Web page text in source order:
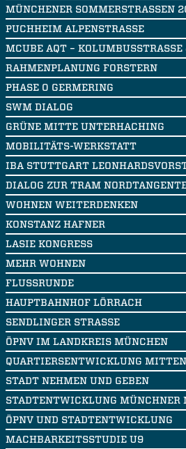
MÜNCHENER SOMMERSTRASSEN
PUCHHEIM ALPENSTRASSE
MCUBE AQT – KOLUMBUSSTRASSE
RAHMENPLANUNG FORSTERN
PHASE 0 GERMERING
SWM DIALOG
GRÜNE MITTE UNTERHACHING
MOBILITÄTS-WERKSTATT
IBA STUTTGART
DIALOG ZUR TRAM
WOHNEN WEITERDENKEN
KONSTANZ HAFNER
LASIE KONGRESS
MEHR WOHNEN
FLUSSRUNDE
HAUPTBAHNHOF LÖRRACH
SENDLINGER STRASSE
ÖPNV IM LANDKREIS MÜNCHEN
QUARTIERSENTWICKLUNG
STADT NEHMEN UND GEBEN
STADTENTWICKLUNG MÜNCHNER
ÖPNV UND STADTENTWICKLUNG
MACHBARKEITSSTUDIE U9